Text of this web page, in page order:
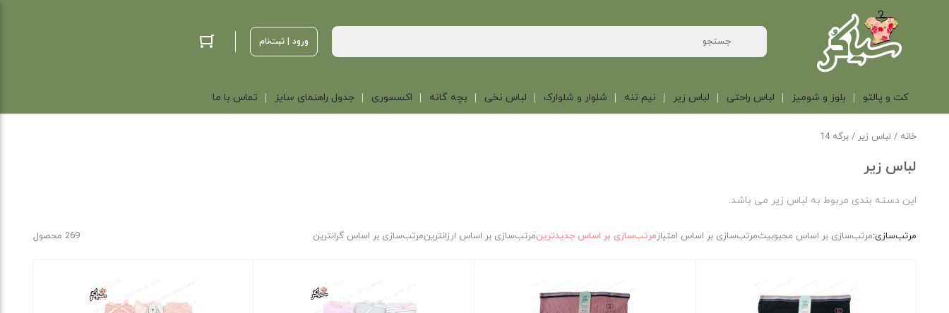
ورود | ثبت‌نام
کت و پالتو بلوز و شومیز لباس راحتی لباس زیر نیم تنه شلوار و شلوارک لباس نخی بچه گانه اکسسوری جدول راهنمای سایز تماس با ما
خانه / لباس زیر / برگه 14
لباس زیر
این دسته بندی مربوط به لباس زیر می باشد.
269 محصول مرتب‌سازی:مرتب‌سازی بر اساس محبوبیتمرتب‌سازی بر اساس امتیازمرتب‌سازی بر اساس جدیدترینمرتب‌سازی بر اساس ارزانترینمرتب‌سازی بر اساس گرانترین